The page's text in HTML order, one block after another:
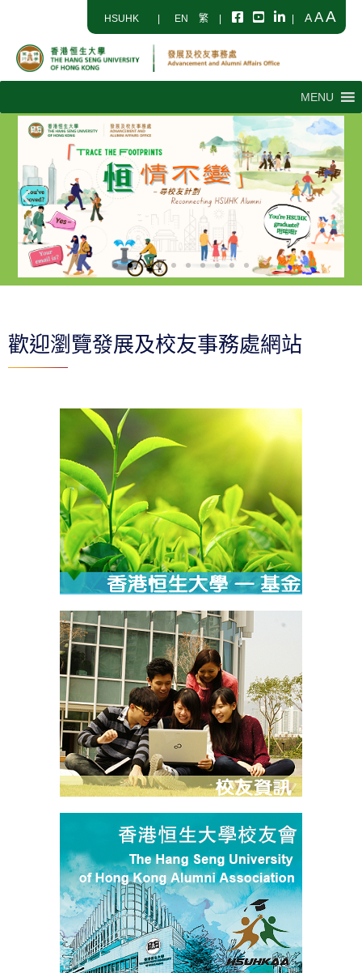
HSUHK EN 繁 AAA
MENU
歡迎瀏覽發展及校友事務處網站